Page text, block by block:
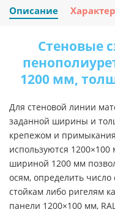
Описание
Стеновые
1200 мм,
Для стеновой линии
заданной ширины и
крепежом и
используются
шириной 1200 мм
осям, определить
стойкам либо ригелям
панели 1200×100 мм,